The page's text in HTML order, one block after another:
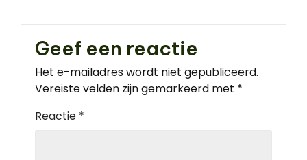
Geef een reactie
Het e-mailadres wordt niet gepubliceerd.
Vereiste velden zijn gemarkeerd met *
Reactie *